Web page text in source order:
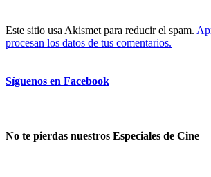
Este sitio usa Akismet para reducir el spam.
procesan los datos de tus comentarios.
Síguenos en Facebook
No te pierdas nuestros Especiales de Cine